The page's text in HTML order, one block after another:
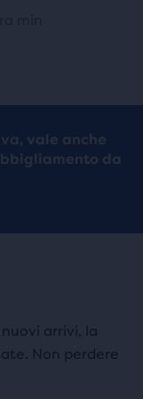
va, vale anche
da
arrivi, la
Non perdere